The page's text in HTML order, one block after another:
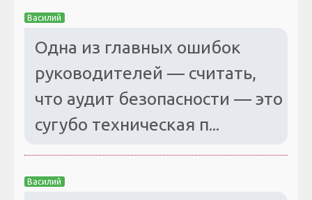
Василий
Одна из главных ошибок
руководителей — считать,
что аудит безопасности — это
сугубо техническая п...
Василий